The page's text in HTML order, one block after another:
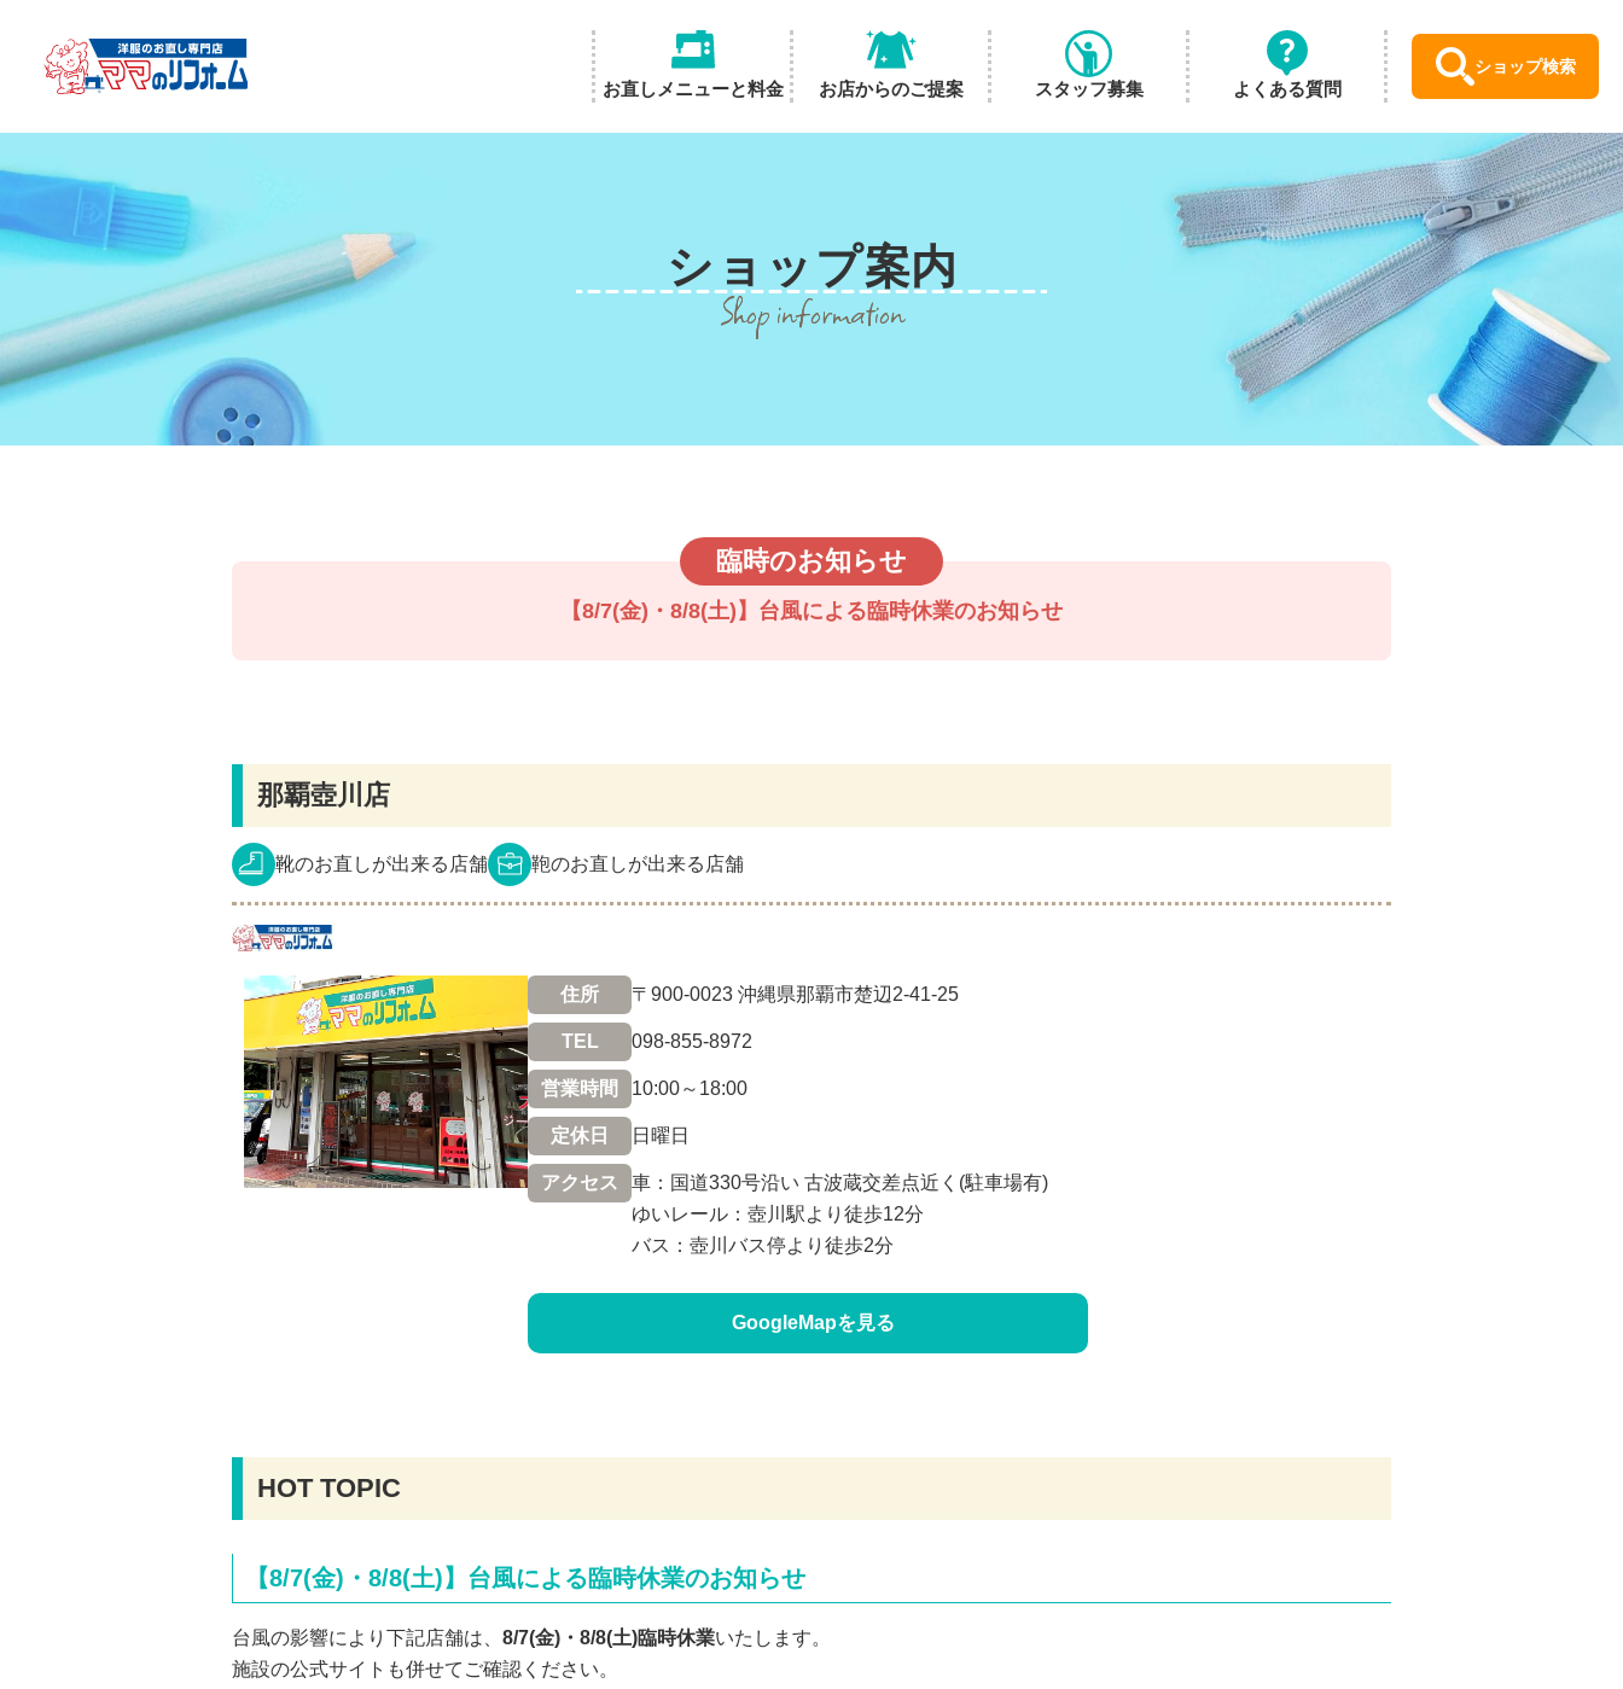
お直しメニューと料金 お店からのご提案 スタッフ募集 よくある質問
ショップ検索
ショップ案内
Shop information
臨時のお知らせ
【8/7(金)・8/8(土)】台風による臨時休業のお知らせ
那覇壺川店
靴のお直しが出来る店舗 鞄のお直しが出来る店舗
住所 〒900-0023 沖縄県那覇市楚辺2-41-25
TEL 098-855-8972
営業時間 10:00～18:00
定休日 日曜日
アクセス
車：国道330号沿い 古波蔵交差点近く(駐車場有)
ゆいレール：壺川駅より徒歩12分
バス：壺川バス停より徒歩2分
GoogleMapを見る
HOT TOPIC
【8/7(金)・8/8(土)】台風による臨時休業のお知らせ
台風の影響により下記店舗は、 8/7(金)・8/8(土)臨時休業いたします。
施設の公式サイトも併せてご確認ください。